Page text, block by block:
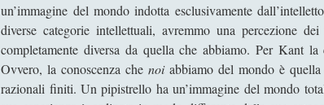
un’immagine del mondo indotta esclusivamente
diverse categorie intellettuali, avremmo una percezione
completamente diversa da quella che abbiamo. Per Kant
Ovvero, la conoscenza che noiabbiamo del mondo è quella
razionali finiti. Un pipistrello ha un’immagine del mondo